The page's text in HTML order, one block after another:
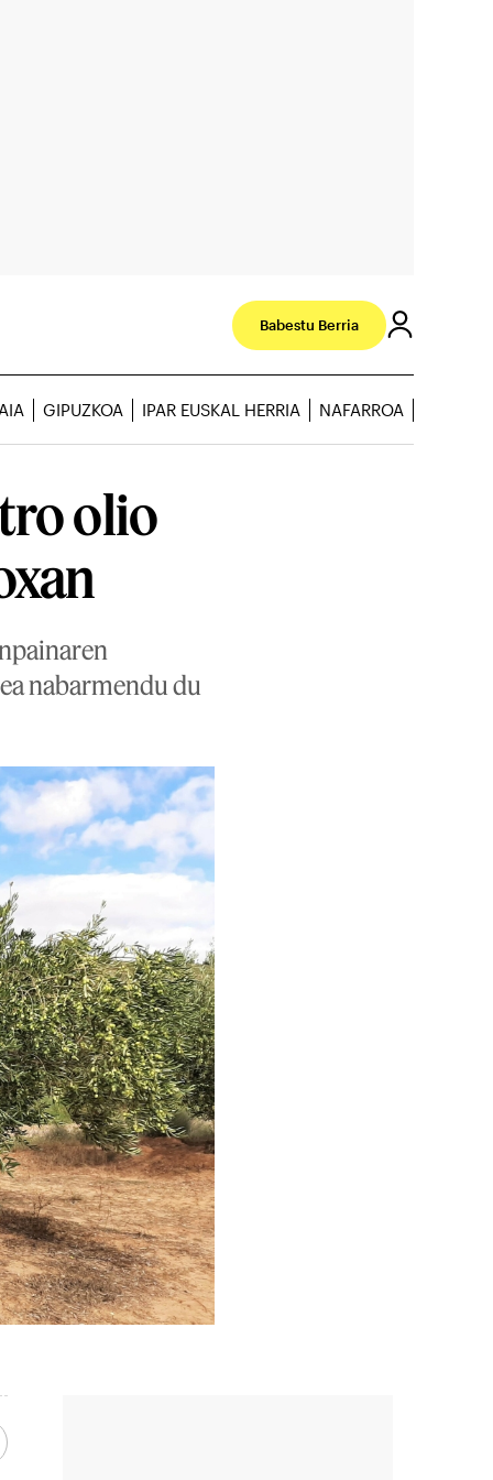
Babestu Berria
GIPUZKOA IPAR EUSKAL HERRIA NAFARROA
olio
nabarmendu du